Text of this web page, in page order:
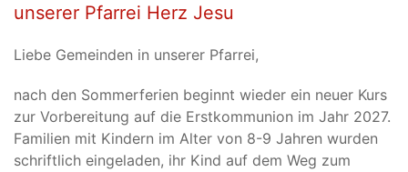
unserer Pfarrei Herz Jesu
Liebe Gemeinden in unserer Pfarrei,
nach den Sommerferien beginnt wieder ein neuer Kurs
zur Vorbereitung auf die Erstkommunion im Jahr 2027.
Familien mit Kindern im Alter von 8-9 Jahren wurden
schriftlich eingeladen, ihr Kind auf dem Weg zum